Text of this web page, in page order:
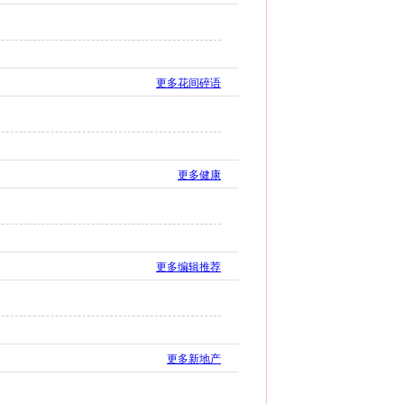
更多花间碎语
更多健康
更多编辑推荐
更多新地产